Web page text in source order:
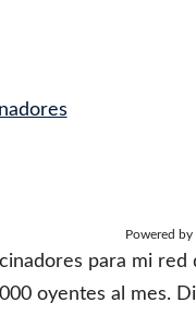
Powered by
para mi
oyentes al mes.